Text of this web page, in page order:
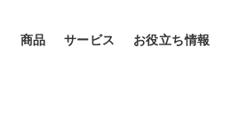
商品 サービス お役立ち情報